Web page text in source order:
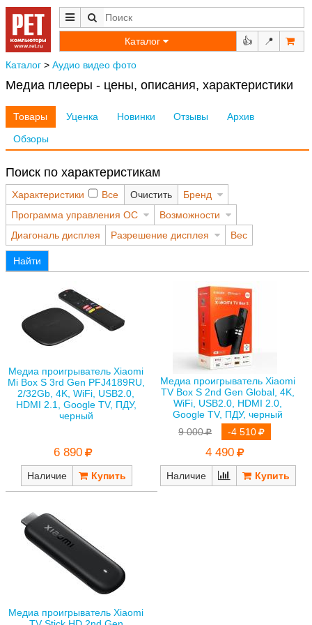
Каталог 👍 📍
Каталог > Аудио видео фото
Медиа плееры - цены, описания, характеристики
Товары Уценка Новинки Отзывы
Архив
Обзоры
Поиск по характеристикам
Характеристики Все Очистить
Бренд
Программа управления ОС
Возможности
Диагональ дисплея
Разрешение дисплея Вес
Найти
Медиа проигрыватель Xiaomi
Mi Box S 3rd Gen PFJ4189RU,
2/32Gb, 4K, WiFi, USB2.0,
HDMI 2.1, Google TV, ПДУ,
черный
6 890
Наличие
Медиа проигрыватель Xiaomi
TV Box S 2nd Gen Global, 4K,
WiFi, USB2.0, HDMI 2.0,
Google TV, ПДУ, черный
9 000
-4 510
4 490
Наличие
Медиа проигрыватель Xiaomi